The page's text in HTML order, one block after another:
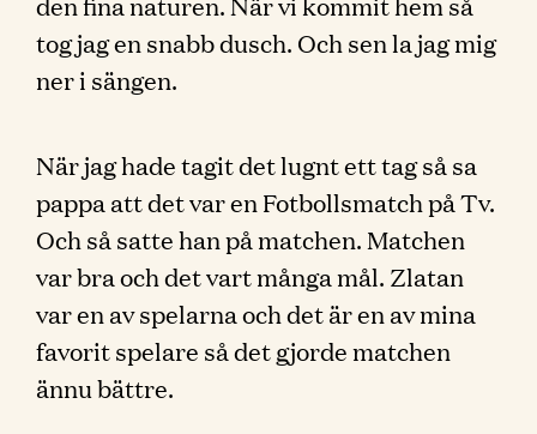
tog jag en snabb dusch. Och sen la jag mig
ner i sängen.
När jag hade tagit det lugnt ett tag så sa
pappa att det var en Fotbollsmatch på Tv.
Och så satte han på matchen. Matchen
var bra och det vart många mål. Zlatan
var en av spelarna och det är en av mina
favorit spelare så det gjorde matchen
ännu bättre.